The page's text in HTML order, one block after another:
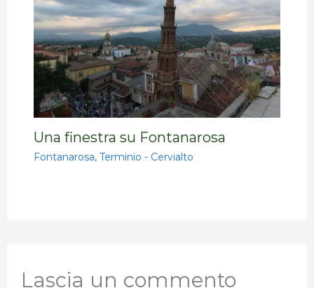
Una finestra su Fontanarosa
Fontanarosa,Terminio - Cervialto
Lascia un commento